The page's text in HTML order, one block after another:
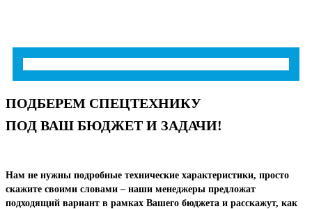
ПОДБЕРЕМ СПЕЦТЕХНИКУ
ПОД ВАШ БЮДЖЕТ И ЗАДАЧИ!
Нам не нужны подробные технические характеристики, просто
скажите своими словами – наши менеджеры предложат
подходящий вариант в рамках Вашего бюджета и расскажут, как